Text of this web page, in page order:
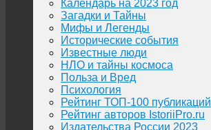
Календарь на 2023 год
Загадки и Тайны
Мифы и Легенды
Исторические события
Известные люди
НЛО и тайны космоса
Польза и Вред
Психология
Рейтинг ТОП-100 публикаций
Рейтинг авторов IstoriiPro.ru
Издательства России 2023